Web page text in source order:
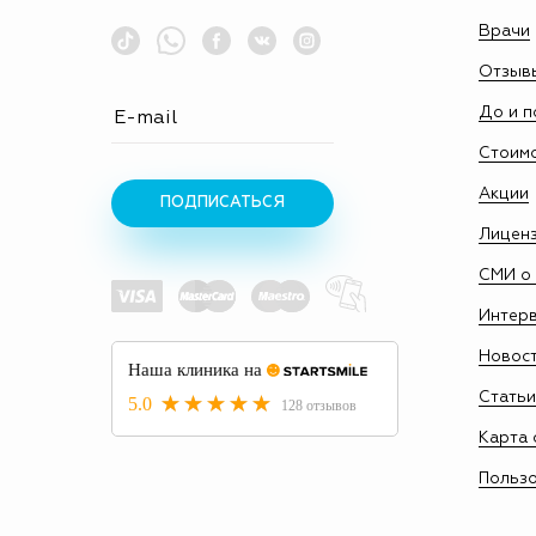
ПОДПИСАТЬСЯ
Врачи
До и
Акции
СМИ о
Статьи
Карта